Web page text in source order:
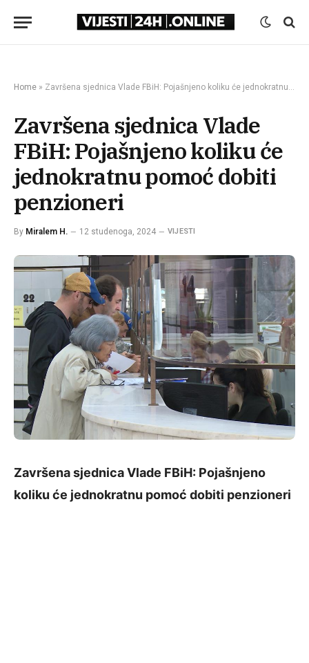
Home » Završena sjednica Vlade FBiH: Pojašnjeno koliku će jednokratnu pomoć dobiti penzioneri
Završena sjednica Vlade
FBiH: Pojašnjeno koliku će
jednokratnu pomoć dobiti
penzioneri
By Miralem H. 12 studenoga, 2024 VIJESTI
Završena sjednica Vlade FBiH: Pojašnjeno
koliku će jednokratnu pomoć dobiti penzioneri